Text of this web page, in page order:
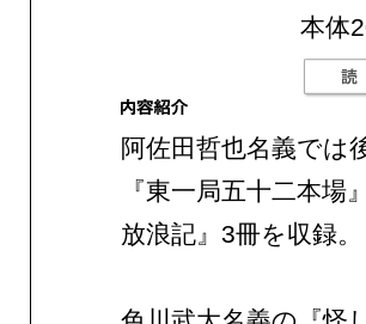
本体
阿佐田哲也名義では
『東一局五十二本場
放浪記』3冊を収録。